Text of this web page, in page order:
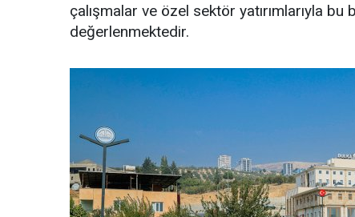
çalışmalar ve özel sektör yatırımlarıyla
değerlenmektedir.